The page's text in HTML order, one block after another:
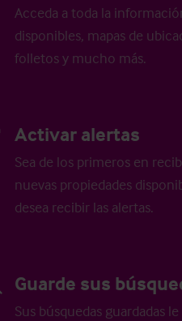
Acceda a toda la
disponibles, mapas de
folletos y mucho más.
Activar alertas
Sea de los primeros en
nuevas propiedades
desea recibir las alertas.
Guarde sus
Sus búsquedas guardadas